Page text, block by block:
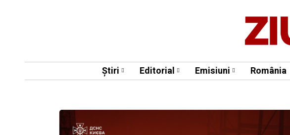
Știri Editorial Emisiuni România